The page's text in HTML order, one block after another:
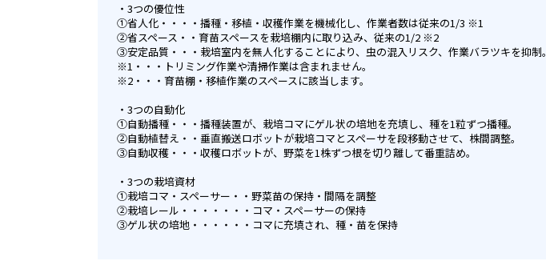
3つの優位性
①省人化・・・・播種・移植・収穫作業を機械化し、作業者数は従来の1/3 ※1
②省スペース・・育苗スペースを栽培棚内に取り込み、従来の1/2 ※2
③安定品質・・・栽培室内を無人化することにより、虫の混入リスク、作業バラツキを抑制。
※1・・・トリミング作業や清掃作業は含まれません。
※2・・・育苗棚・移植作業のスペースに該当します。
3つの自動化
①自動播種・・・播種装置が、栽培コマにゲル状の培地を充填し、種を1粒ずつ播種。
②自動植替え・・垂直搬送ロボットが栽培コマとスペーサを段移動させて、株間調整。
③自動収穫・・・収穫ロボットが、野菜を1株ずつ根を切り離して番重詰め。
3つの栽培資材
①栽培コマ・スペーサー・・野菜苗の保持・間隔を調整
②栽培レール・・・・・・・コマ・スペーサーの保持
③ゲル状の培地・・・・・・コマに充填され、種・苗を保持